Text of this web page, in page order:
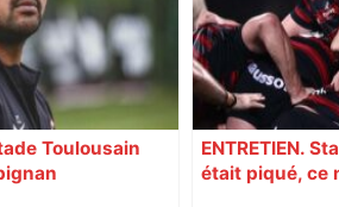
Toulousain
ENTRETIEN.
était piqué, ce